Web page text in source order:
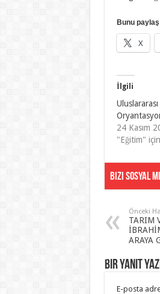
Bunu
X
İlgili
24 Kasım
"Eğitim"
Bizi Sosyal
Önceki
TARIM
ARAYA
Bir yanıt
E-posta